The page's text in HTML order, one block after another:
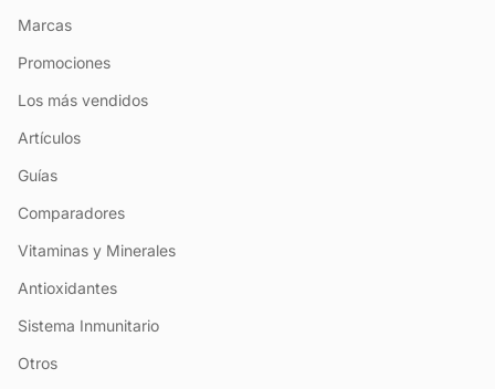
Marcas
Promociones
Los más vendidos
Artículos
Guías
Comparadores
Vitaminas y Minerales
Antioxidantes
Sistema Inmunitario
Otros